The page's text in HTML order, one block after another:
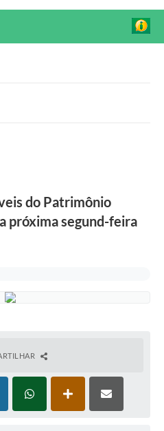
do Patrimônio
próxima segund-feira